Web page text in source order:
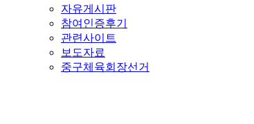
자유게시판
참여인증후기
관련사이트
보도자료
중구체육회장선거